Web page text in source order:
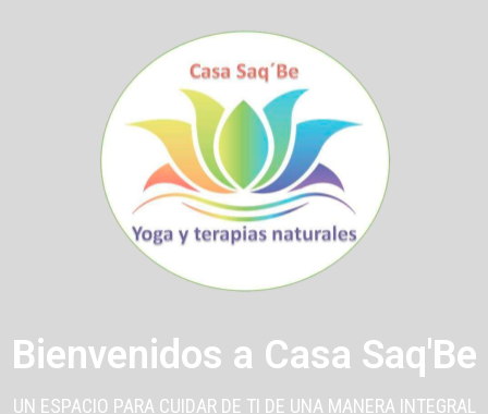
Bienvenidos a Casa Saq'Be
UN ESPACIO PARA CUIDAR DE TI DE UNA MANERA INTEGRAL